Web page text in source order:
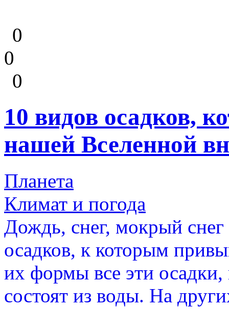
0
0
0
10 видов осадков,
нашей Вселенной
Планета
Климат и погода
Дождь, снег, мокрый
осадков, к которым
их формы все эти осадки,
состоят из воды. На